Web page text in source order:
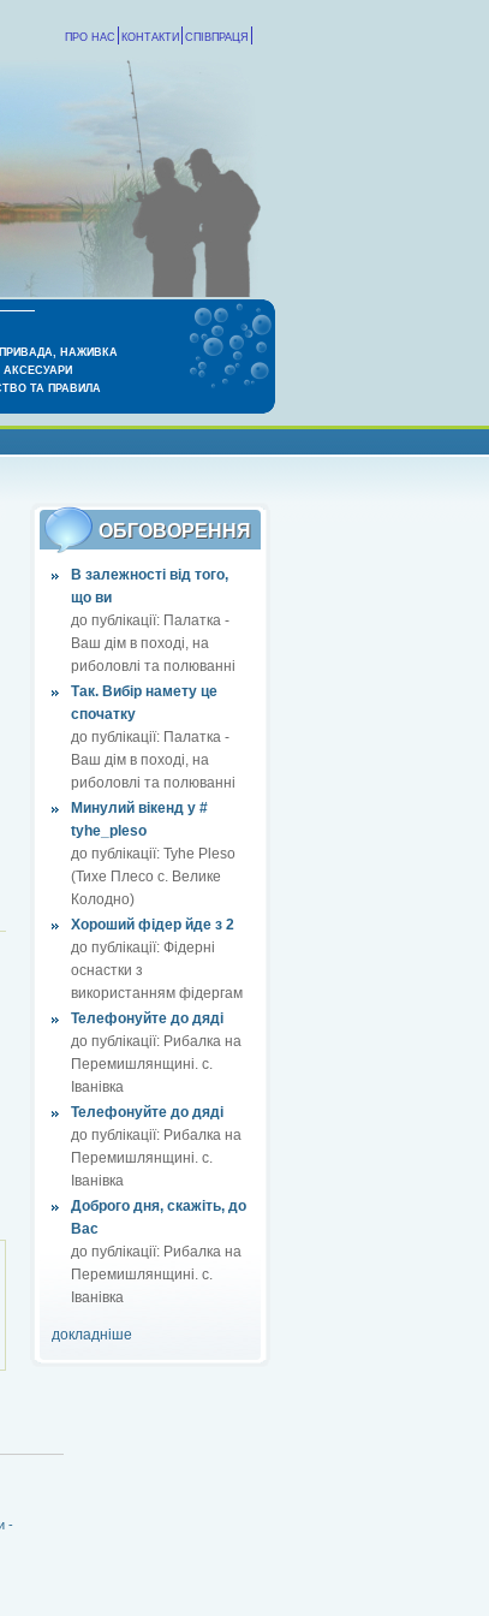
СПІВПРАЦЯ
КОНТАКТИ
ПРО НАС
НАЖИВКА
АКСЕСУАРИ
ТА ПРАВИЛА
ОБГОВОРЕННЯ
В залежності від того,
що ви
до публікації: Палатка -
Ваш дім в поході, на
риболовлі та полюванні
Так. Вибір намету це
спочатку
до публікації: Палатка -
Ваш дім в поході, на
риболовлі та полюванні
Минулий вікенд у #
tyhe_pleso
до публікації: Tyhe Pleso
(Тихе Плесо с. Велике
Колодно)
Хороший фідер йде з 2
до публікації: Фідерні
оснастки з
використанням фідергам
Телефонуйте до дяді
до публікації: Рибалка на
Перемишлянщині. с.
Іванівка
Телефонуйте до дяді
до публікації: Рибалка на
Перемишлянщині. с.
Іванівка
Доброго дня, скажіть, до
Вас
до публікації: Рибалка на
Перемишлянщині. с.
Іванівка
докладніше